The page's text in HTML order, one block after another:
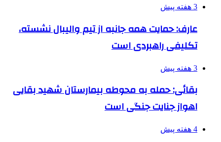
3 هفته پیش
عارف: حمایت همه جانبه از تیم والیبال نشسته،
تکلیفی راهبردی است
3 هفته پیش
بقائی: حمله به محوطه بیمارستان شهید بقایی
اهواز جنایت جنگی است
4 هفته پیش